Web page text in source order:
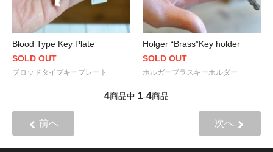
Blood Type Key Plate
SOLD OUT
ブロッドタイプキープレート
Holger “Brass”Key holder
SOLD OUT
ホルガーブラスキーホルダー
4商品中 1-4商品
前へ 次へ